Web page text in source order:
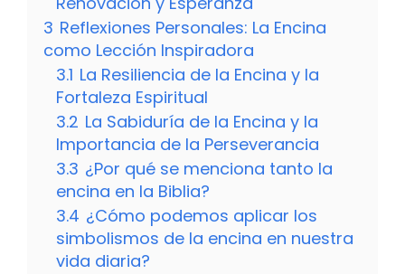
3 Reflexiones Personales: La Encina
como Lección Inspiradora
3.1 La Resiliencia de la Encina y la
Fortaleza Espiritual
3.2 La Sabiduría de la Encina y la
Importancia de la Perseverancia
3.3 ¿Por qué se menciona tanto la
encina en la Biblia?
3.4 ¿Cómo podemos aplicar los
simbolismos de la encina en nuestra
vida diaria?